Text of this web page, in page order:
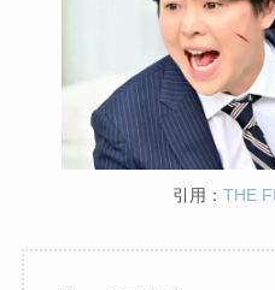
引用： THE